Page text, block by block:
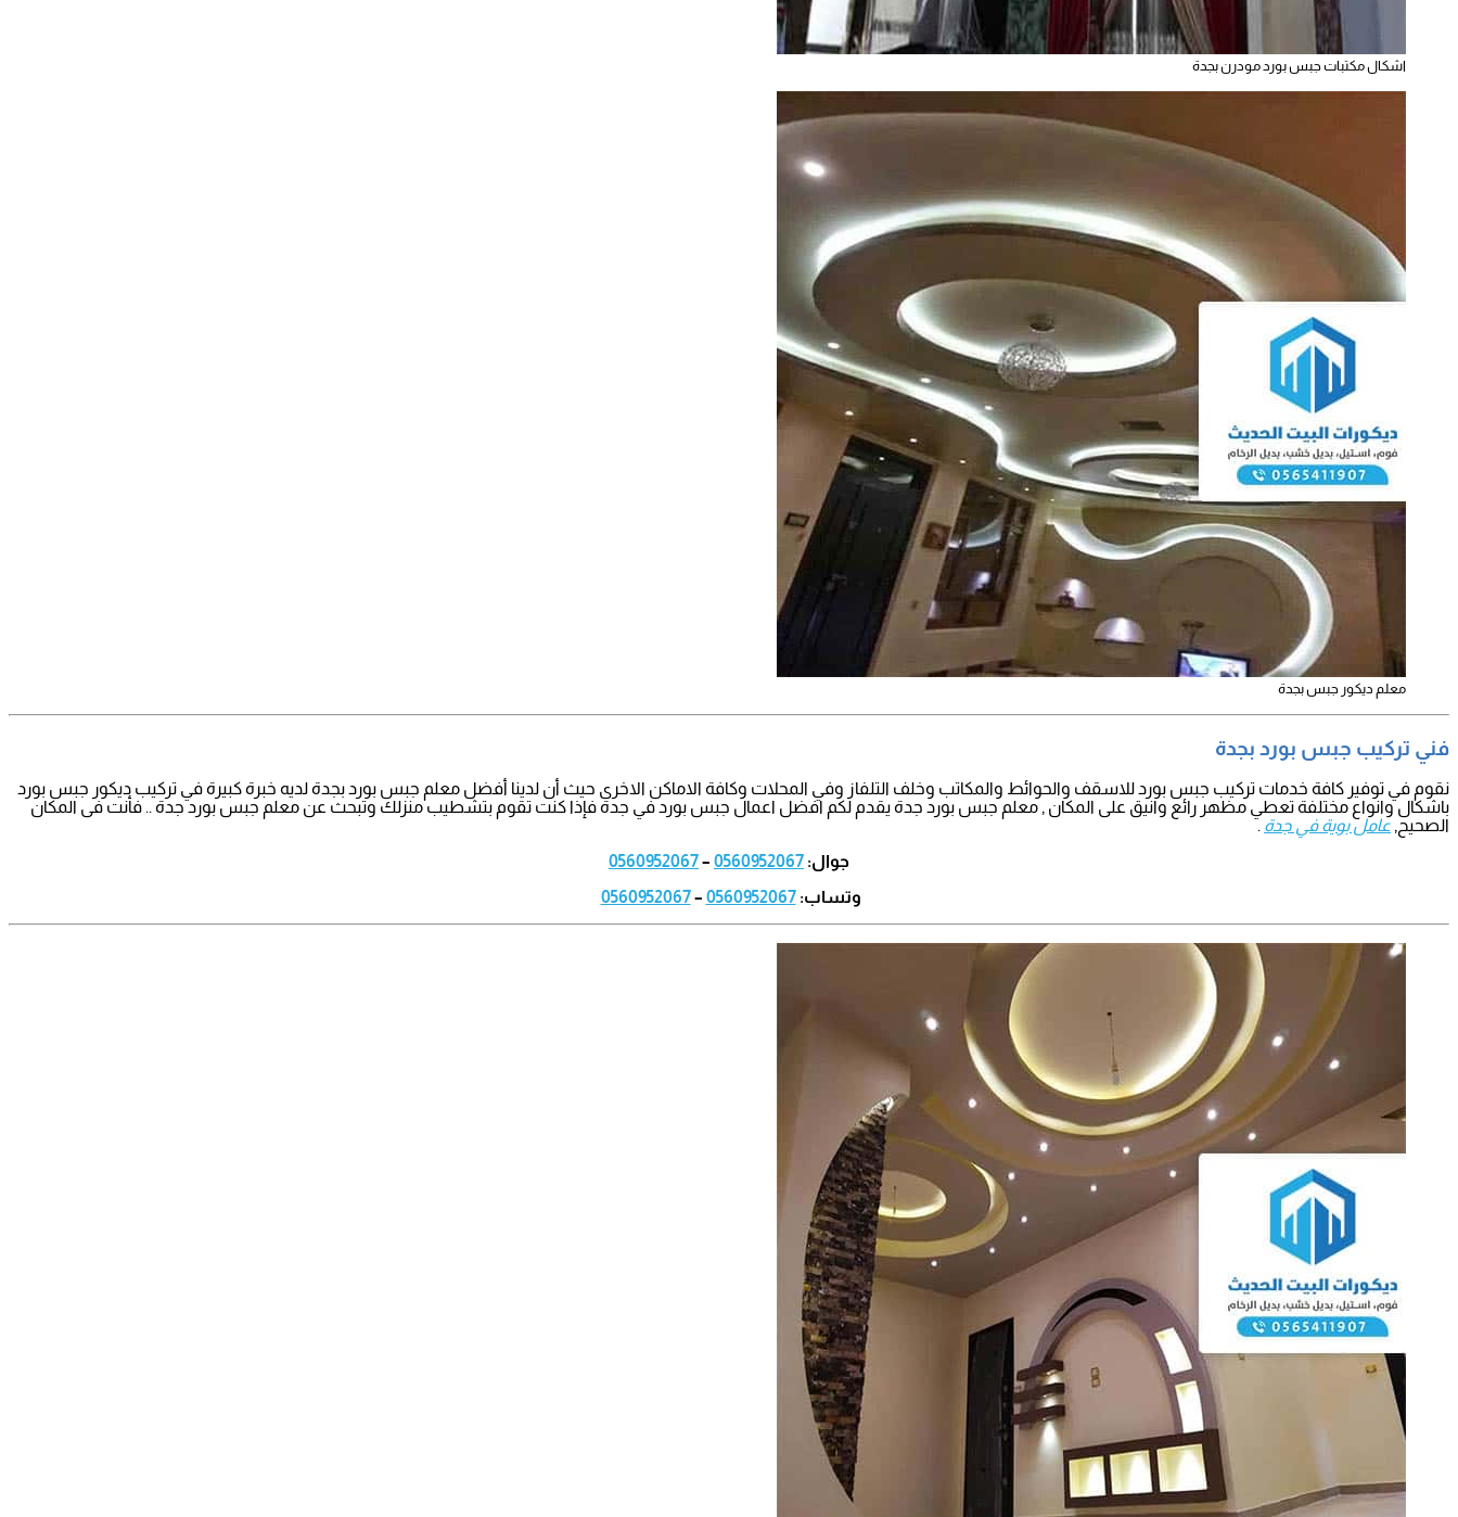
اشكال مكتبات جبس بورد مودرن بجدة
معلم ديكور جبس بجدة
فني تركيب جبس بورد بجدة
نقوم في توفير كافة خدمات تركيب جبس بورد للاسقف والحوائط والمكاتب وخلف التلفاز وفي المحلات وكافة الاماكن الاخرى حيث أن لدينا أفضل معلم جبس بورد بجدة لديه خبرة كبيرة في تركيب ديكور جبس بورد
باشكال وانواع مختلفة تعطي مظهر رائع وانيق على المكان , معلم جبس بورد جدة يقدم لكم افضل اعمال جبس بورد في جدة فإذا كنت تقوم بتشطيب منزلك وتبحث عن معلم جبس بورد جدة .. فأنت فى المكان
الصحيح, عامل بوية في جدة .
جوال: 0560952067
–
0560952067
وتساب:0560952067
–
0560952067